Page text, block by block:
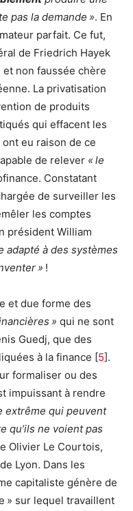
pas la demande ». En
parfait. Ce fut,
de Friedrich Hayek
non faussée chère
La privatisation
de produits
qui effacent les
eu raison de ce
de relever « le
Constatant
de surveiller les
les comptes
président William
adapté à des systèmes
» !
et due forme des
» qui ne sont
Guedj, que des
à la finance [5].
formaliser ou des
impuissant à rendre
extrême qui peuvent
qu’ils ne voient pas
Olivier Le Courtois,
Lyon. Dans les
capitaliste génère de
» sur lequel travaillent